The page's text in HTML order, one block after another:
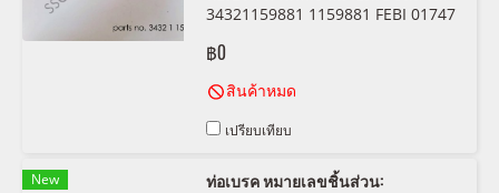
34321159881 1159881 FEBI 01747
฿0
สินค้าหมด
เปรียบเทียบ
New
ท่อเบรค หมายเลขชิ้นส่วน: